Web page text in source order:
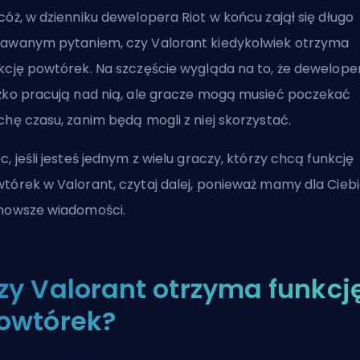
w dzienniku dewelopera Riot w końcu zajął się długo
pytaniem, czy Valorant kiedykolwiek otrzyma
powtórek. Na szczęście wygląda na to, że
pracują nad nią, ale gracze mogą musieć poczekać
czasu, zanim będą mogli z niej skorzystać.
jeśli jesteś jednym z wielu graczy, którzy chcą funkcję
w Valorant, czytaj dalej, ponieważ mamy dla
wiadomości.
Valorant otrzyma